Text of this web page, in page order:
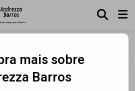
BeD – Ao Vivo em Jundiaí” e
uma experiência de verdade com
o público
mais sobre
Barros